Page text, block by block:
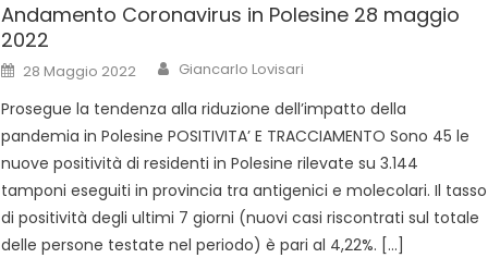
Andamento Coronavirus in Polesine 28 maggio
2022
28 Maggio 2022 Giancarlo Lovisari
Prosegue la tendenza alla riduzione dell’impatto della
pandemia in Polesine POSITIVITA’ E TRACCIAMENTO Sono 45 le
nuove positività di residenti in Polesine rilevate su 3.144
tamponi eseguiti in provincia tra antigenici e molecolari. Il tasso
di positività degli ultimi 7 giorni (nuovi casi riscontrati sul totale
delle persone testate nel periodo) è pari al 4,22%. […]